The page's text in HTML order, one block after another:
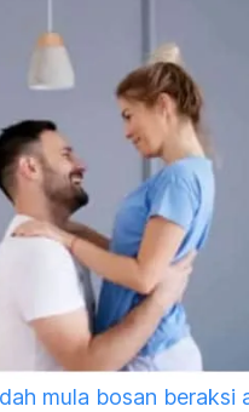
mula bosan beraksi